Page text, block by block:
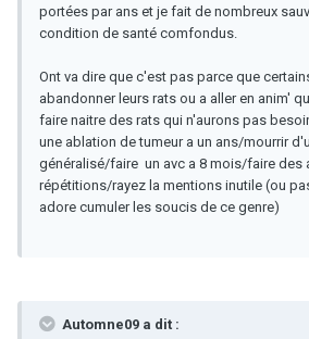
portées par ans et je fait de nombreux
condition de santé comfondus.
Ont va dire que c'est pas parce que
abandonner leurs rats ou a aller en anim'
faire naitre des rats qui n'aurons pas
une ablation de tumeur a un ans/mourrir
généralisé/faire un avc a 8 mois/faire des
répétitions/rayez la mentions inutile (ou
adore cumuler les soucis de ce genre)
Automne09 a dit :